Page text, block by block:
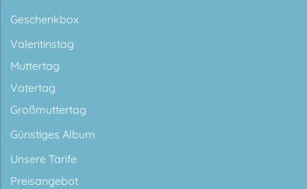
Geschenkbox
Valentinstag
Muttertag
Vatertag
Großmuttertag
Günstiges Album
Unsere Tarife
Preisangebot